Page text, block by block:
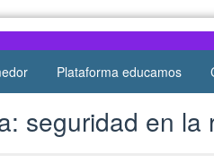
Plataforma educamos
seguridad en la